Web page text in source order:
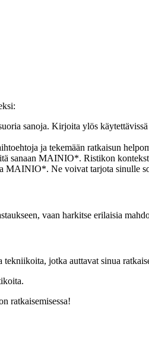
sanoja. Kirjoita ylös
ja tekemään ratkaisun
sanaan MAINIO*. Ristikon
MAINIO*. Ne voivat tarjota sinulle
vaan harkitse erilaisia
jotka auttavat sinua
ratkaisemisessa!